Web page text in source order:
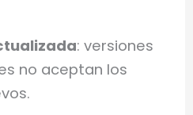
: versiones
no aceptan los